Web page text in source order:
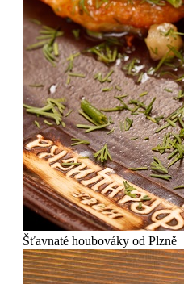
Šťavnaté houbováky od Plzně